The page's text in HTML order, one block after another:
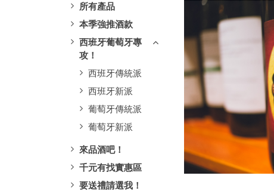
所有產品
本季強推酒款
西班牙葡萄牙專
攻！
西班牙傳統派
西班牙新派
葡萄牙傳統派
葡萄牙新派
來品酒吧！
千元有找實惠區
要送禮請選我！